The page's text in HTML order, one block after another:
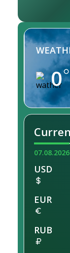
0
07.08.2026
USD
EUR
RUB